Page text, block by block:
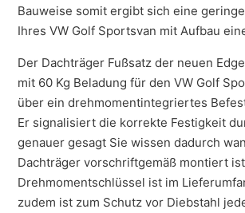
Bauweise somit ergibt sich eine
Ihres VW Golf Sportsvan mit Aufbau
Der Dachträger Fußsatz der neuen
mit 60 Kg Beladung für den VW Golf
über ein drehmomentintegriertes
Er signalisiert die korrekte Festigkeit
genauer gesagt Sie wissen dadurch
Dachträger vorschriftgemäß montiert
Drehmomentschlüssel ist im
zudem ist zum Schutz vor Diebstahl